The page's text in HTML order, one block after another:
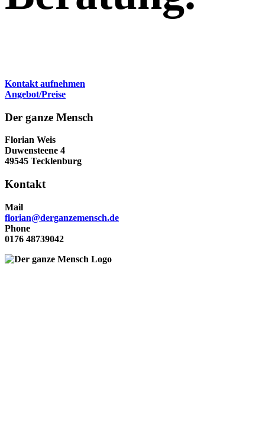
Kontakt aufnehmen
Angebot/Preise
Der ganze Mensch
Florian Weis
Duwensteene 4
49545 Tecklenburg
Kontakt
Mail
florian@derganzemensch.de
Phone
0176 48739042